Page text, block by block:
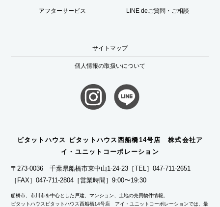
アフターサービス LINE deご質問・ご相談
サイトマップ
個人情報の取扱いについて
ピタットハウス ピタットハウス西船橋14号店 株式会社ア
イ・ユニットコーポレーション
〒273-0036 千葉県船橋市東中山1-24-23 ［TEL］047-711-2651
［FAX］047-711-2804 ［営業時間］9:00〜19:30
船橋市、市川市を中心とした戸建、マンション、土地の売買物件情報。
ピタットハウスピタットハウス西船橋14号店 アイ・ユニットコーポレーションでは、最